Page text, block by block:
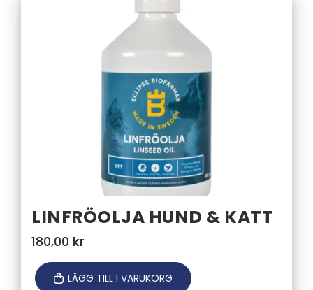
LINFRÖOLJA HUND & KATT
180,00 kr
LÄGG TILL I VARUKORG